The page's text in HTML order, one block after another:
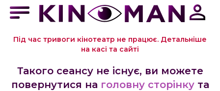
Під час тривоги кінотеатр не працює. Детальніше
на касі та сайті
Такого сеансу не існує, ви можете
повернутися на головну сторінку та